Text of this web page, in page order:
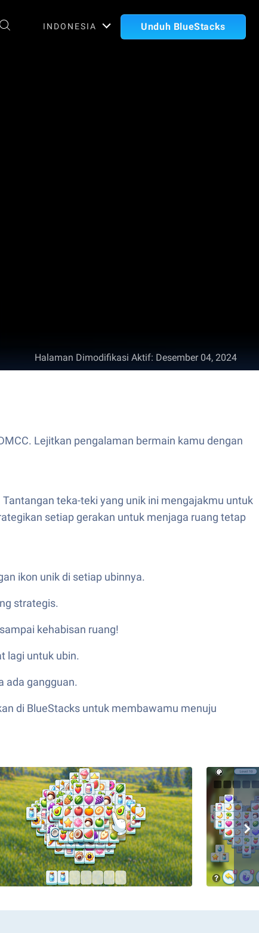
INDONESIA Unduh BlueStacks
Halaman Dimodifikasi Aktif: Desember 04, 2024
Lejitkan pengalaman bermain kamu dengan
teka-teki yang unik ini mengajakmu untuk
setiap gerakan untuk menjaga ruang tetap
ikon unik di setiap ubinnya.
strategis.
kehabisan ruang!
lagi untuk ubin.
ada gangguan.
di BlueStacks untuk membawamu menuju